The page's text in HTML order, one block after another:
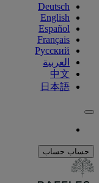
Deutsch
English
Español
Français
Русский
العربية
中文
日本語
حساب حساب